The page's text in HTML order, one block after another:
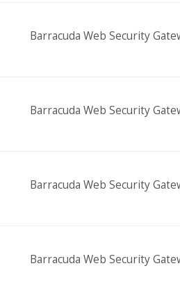
Barracuda Web Security
Barracuda Web Security
Barracuda Web Security
Barracuda Web Security